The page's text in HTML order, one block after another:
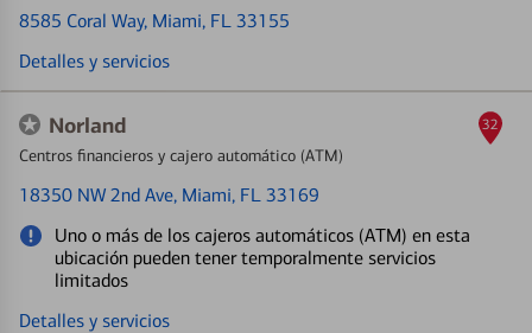
8585 Coral Way, Miami, FL 33155
Detalles y servicios
Norland
Centros financieros y cajero automático (ATM)
18350 NW 2nd Ave, Miami, FL 33169
Uno o más de los cajeros automáticos (ATM) en esta
ubicación pueden tener temporalmente servicios
limitados
Detalles y servicios
32